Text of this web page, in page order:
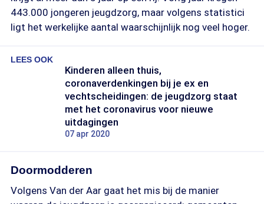
443.000 jongeren jeugdzorg, maar volgens statistici
ligt het werkelijke aantal waarschijnlijk nog veel hoger.
LEES OOK
Kinderen alleen thuis,
coronaverdenkingen bij je ex en
vechtscheidingen: de jeugdzorg staat
met het coronavirus voor nieuwe
uitdagingen
07 apr 2020
Doormodderen
Volgens Van der Aar gaat het mis bij de manier